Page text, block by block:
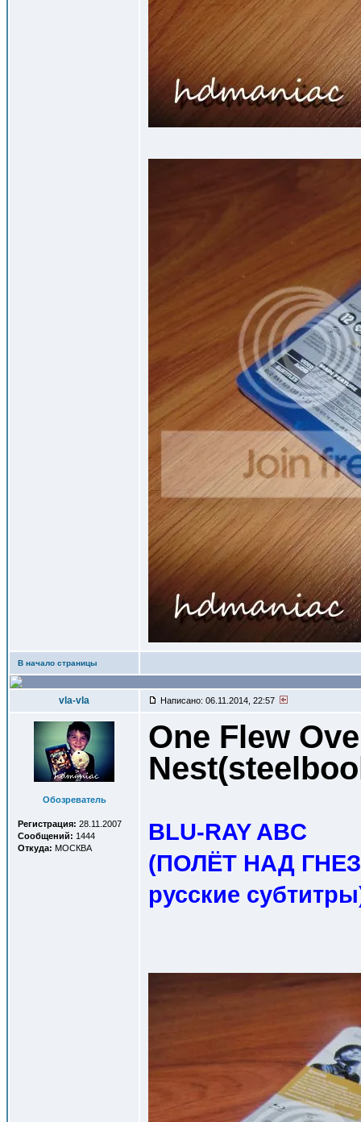
В начало страницы
vla-vla Написано: 06.11.2014, 22:57
Обозреватель
Регистрация: 28.11.2007
Сообщений: 1444
Откуда: МОСКВА
One Flew
BLU-RAY ABC
(ПОЛЁТ НАД
русские субтитры